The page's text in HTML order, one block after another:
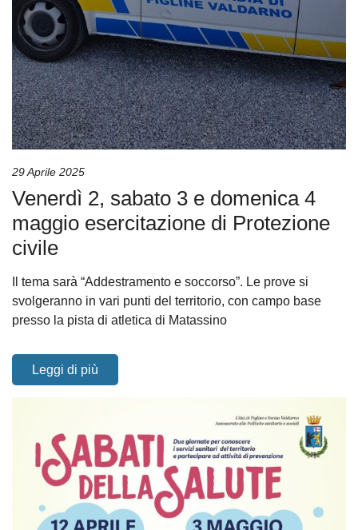
29 Aprile 2025
Venerdì 2, sabato 3 e domenica 4
maggio esercitazione di Protezione
civile
Il tema sarà “Addestramento e soccorso”. Le prove si
svolgeranno in vari punti del territorio, con campo base
presso la pista di atletica di Matassino
Leggi di più